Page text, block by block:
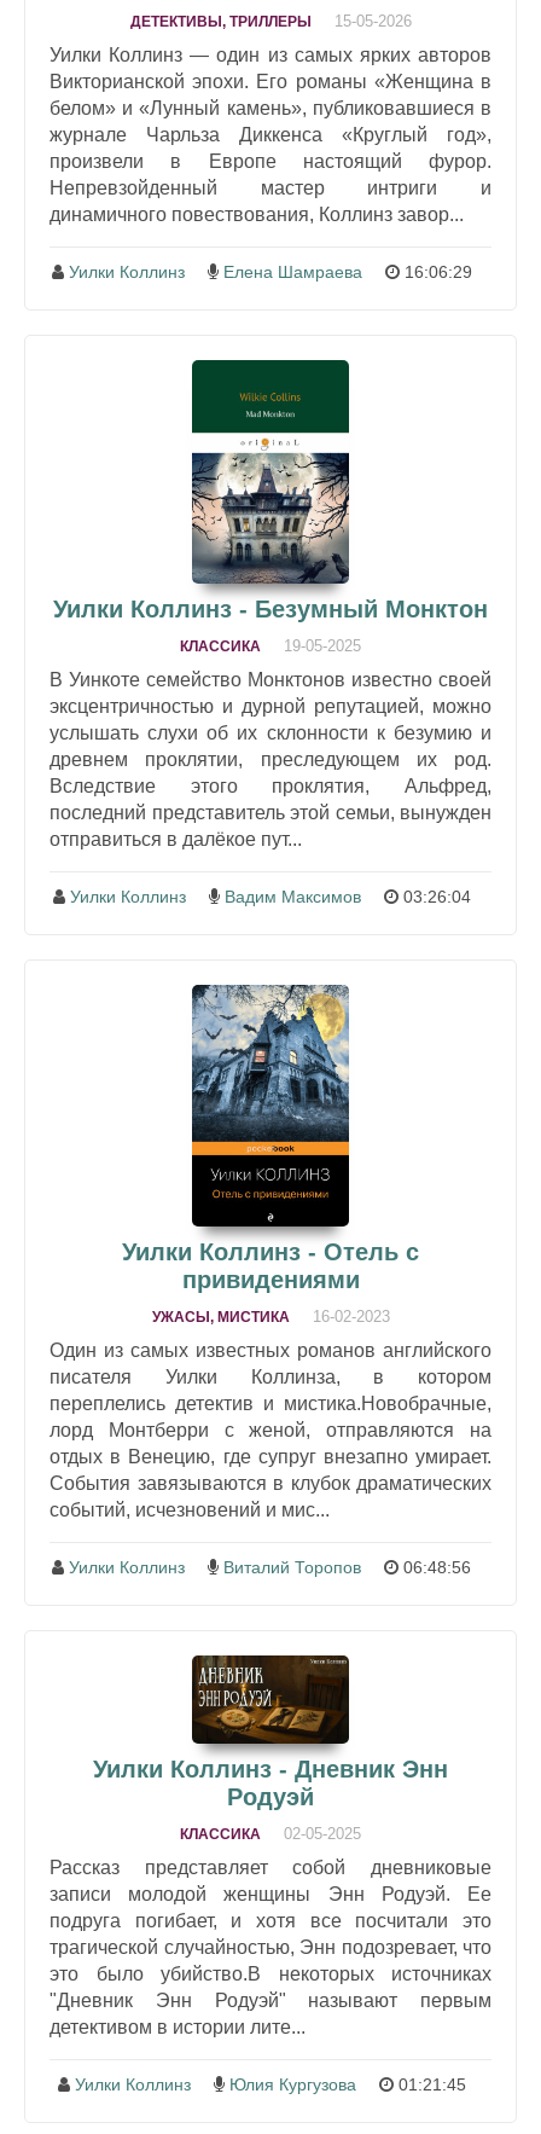
ДЕТЕКТИВЫ, ТРИЛЛЕРЫ 15-05-2026
Уилки Коллинз — один из самых ярких авторов
Викторианской эпохи. Его романы «Женщина в
белом» и «Лунный камень», публиковавшиеся в
журнале Чарльза Диккенса «Круглый год»,
произвели в Европе настоящий фурор.
Непревзойденный мастер интриги и
динамичного повествования, Коллинз завор...
Уилки Коллинз Елена Шамраева 16:06:29
Уилки Коллинз - Безумный Монктон
КЛАССИКА 19-05-2025
В Уинкоте семейство Монктонов известно своей
эксцентричностью и дурной репутацией, можно
услышать слухи об их склонности к безумию и
древнем проклятии, преследующем их род.
Вследствие этого проклятия, Альфред,
последний представитель этой семьи, вынужден
отправиться в далёкое пут...
Уилки Коллинз Вадим Максимов 03:26:04
Уилки Коллинз - Отель с
привидениями
УЖАСЫ, МИСТИКА 16-02-2023
Один из самых известных романов английского
писателя Уилки Коллинза, в котором
переплелись детектив и мистика.Новобрачные,
лорд Монтберри с женой, отправляются на
отдых в Венецию, где супруг внезапно умирает.
События завязываются в клубок драматических
событий, исчезновений и мис...
Уилки Коллинз Виталий Торопов 06:48:56
Уилки Коллинз - Дневник Энн
Родуэй
КЛАССИКА 02-05-2025
Рассказ представляет собой дневниковые
записи молодой женщины Энн Родуэй. Ее
подруга погибает, и хотя все посчитали это
трагической случайностью, Энн подозревает, что
это было убийство.В некоторых источниках
"Дневник Энн Родуэй" называют первым
детективом в истории лите...
Уилки Коллинз Юлия Кургузова 01:21:45